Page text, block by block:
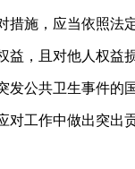
施，应当依照法
益，且对他人权
公共卫生事件的
工作中做出突出